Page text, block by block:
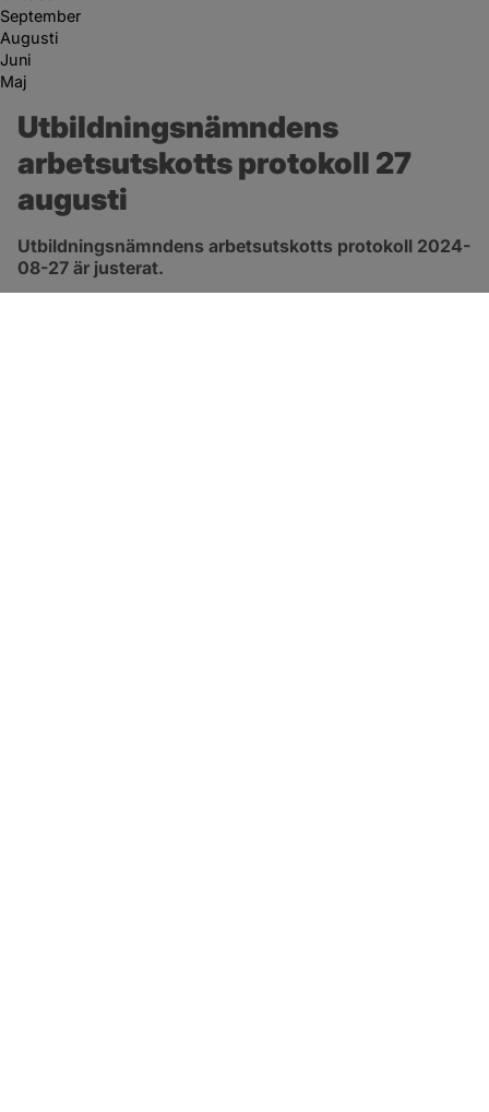
September
Augusti
Juni
Maj
Utbildningsnämndens
arbetsutskotts protokoll 27
augusti
Utbildningsnämndens arbetsutskotts protokoll 2024-
08-27 är justerat.